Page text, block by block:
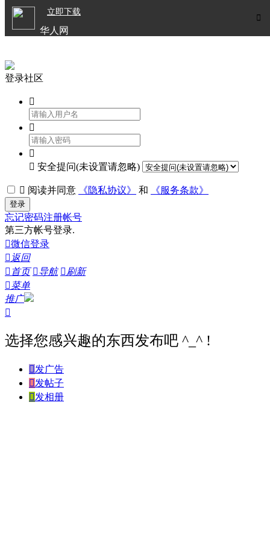

立即下载
华人网
登录社区



 安全提问(未设置请忽略)
 阅读并同意 《隐私协议》 和 《服务条款》
登录
忘记密码注册帐号
第三方帐号登录.
微信登录
 返回
 首页 导航 刷新
菜单
推广

选择您感兴趣的东西发布吧 ^_^ !
发广告
发帖子
发相册